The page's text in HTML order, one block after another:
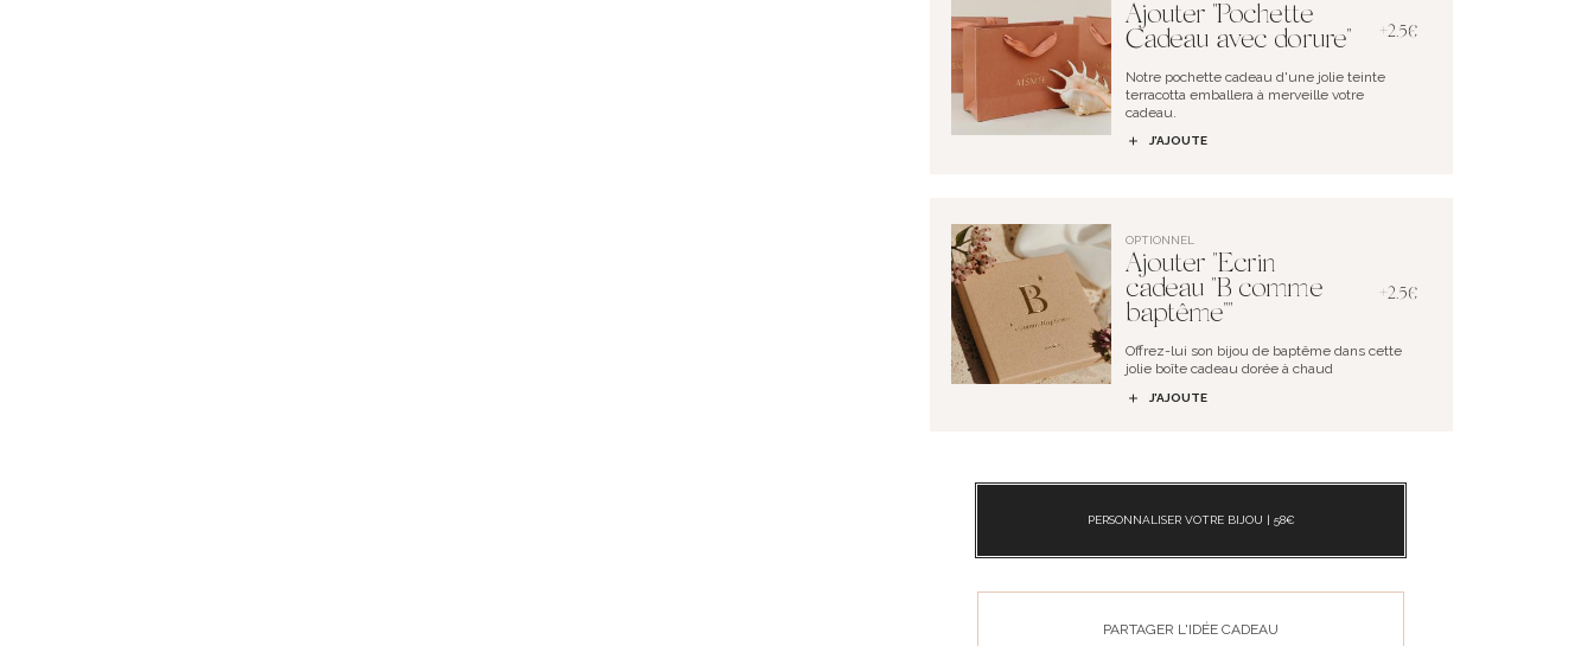
Ajouter "Pochette
Cadeau avec dorure"
+2.5€
Notre pochette cadeau d'une jolie teinte
terracotta emballera à merveille votre
cadeau.
J’AJOUTE
OPTIONNEL
Ajouter "Ecrin
cadeau "B comme
baptême""
+2.5€
Offrez-lui son bijou de baptême dans cette
jolie boîte cadeau dorée à chaud
J’AJOUTE
PERSONNALISER VOTRE BIJOU | 58€
PARTAGER L'IDÉE CADEAU